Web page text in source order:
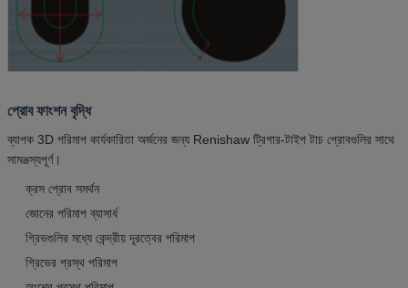
প্রোব ফাংশন বৃদ্ধি
ব্যাপক 3D পরিমাপ কার্যকারিতা অর্জনের জন্য Renishaw ট্রিগার-টাইপ টাচ প্রোবগুলির সাথে
সামঞ্জস্যপূর্ণ।
ক্রস প্রোব সমর্থন
জোনের পরিমাপ ব্যাসার্ধ
গ্রিভগুলির মধ্যে কেন্দ্রীয় দূরত্বের পরিমাপ
গ্রিভের প্রস্থ পরিমাপ